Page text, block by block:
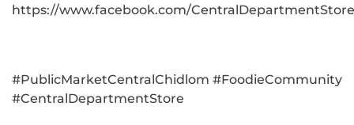
https://www.facebook.com/CentralDepartmentStore
#PublicMarketCentralChidlom #FoodieCommunity
#CentralDepartmentStore